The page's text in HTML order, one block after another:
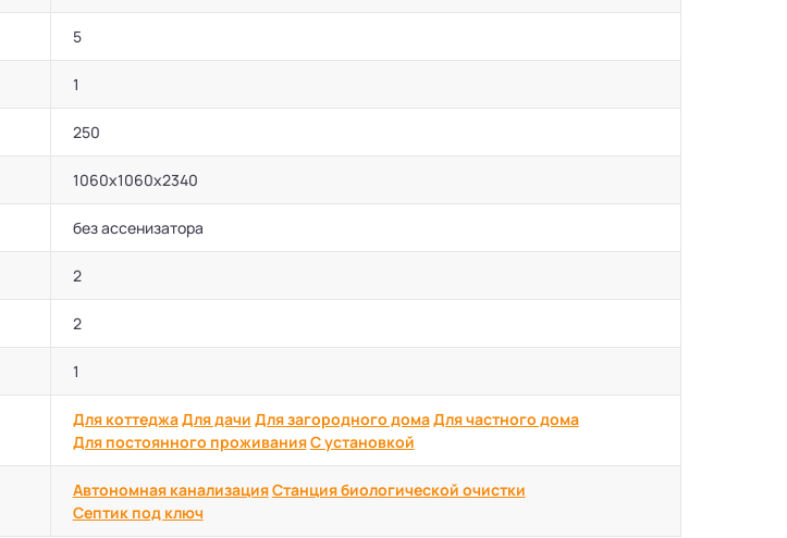
5
1
250
1060х1060х2340
без ассенизатора
2
2
1
Для коттеджаДля дачи Для загородного домаДля частного дома
Для постоянного проживанияС установкой
Автономная канализацияСтанция биологической очистки
Септик под ключ